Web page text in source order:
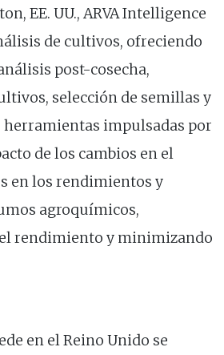
EE. UU., ARVA Intelligence
de cultivos, ofreciendo
post-cosecha,
selección de semillas y
herramientas impulsadas por
de los cambios en el
en los rendimientos y
agroquímicos,
rendimiento y minimizando
en el Reino Unido se